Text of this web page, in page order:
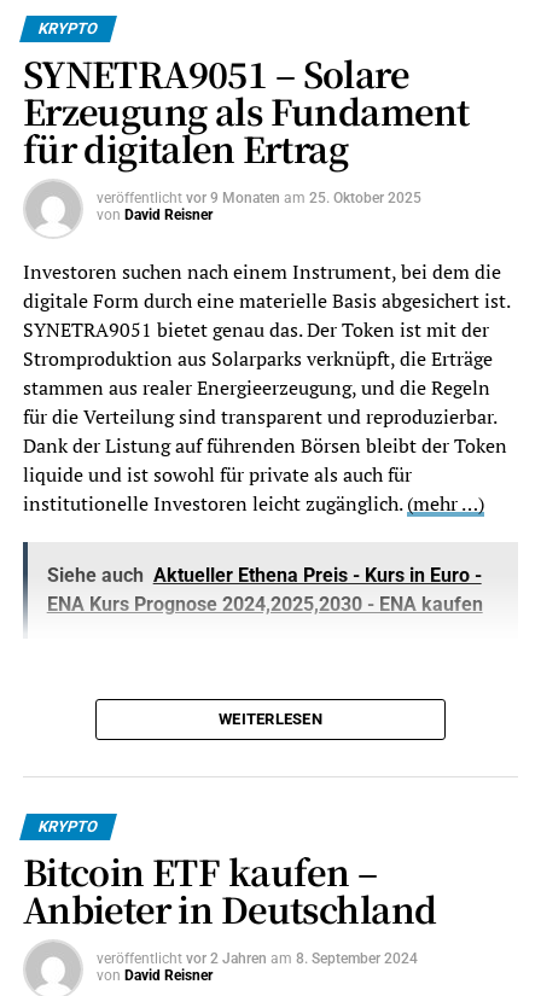
KRYPTO
SYNETRA9051 – Solare
Erzeugung als Fundament
für digitalen Ertrag
veröffentlicht vor 9 Monaten am 25. Oktober 2025
von David Reisner
Investoren suchen nach einem Instrument, bei dem die
digitale Form durch eine materielle Basis abgesichert ist.
SYNETRA9051 bietet genau das. Der Token ist mit der
Stromproduktion aus Solarparks verknüpft, die Erträge
stammen aus realer Energieerzeugung, und die Regeln
für die Verteilung sind transparent und reproduzierbar.
Dank der Listung auf führenden Börsen bleibt der Token
liquide und ist sowohl für private als auch für
institutionelle Investoren leicht zugänglich.(mehr …)
Siehe auch Aktueller Ethena Preis - Kurs in Euro -
ENA Kurs Prognose 2024,2025,2030 - ENA kaufen
WEITERLESEN
KRYPTO
Bitcoin ETF kaufen –
Anbieter in Deutschland
veröffentlicht vor 2 Jahren am 8. September 2024
von David Reisner